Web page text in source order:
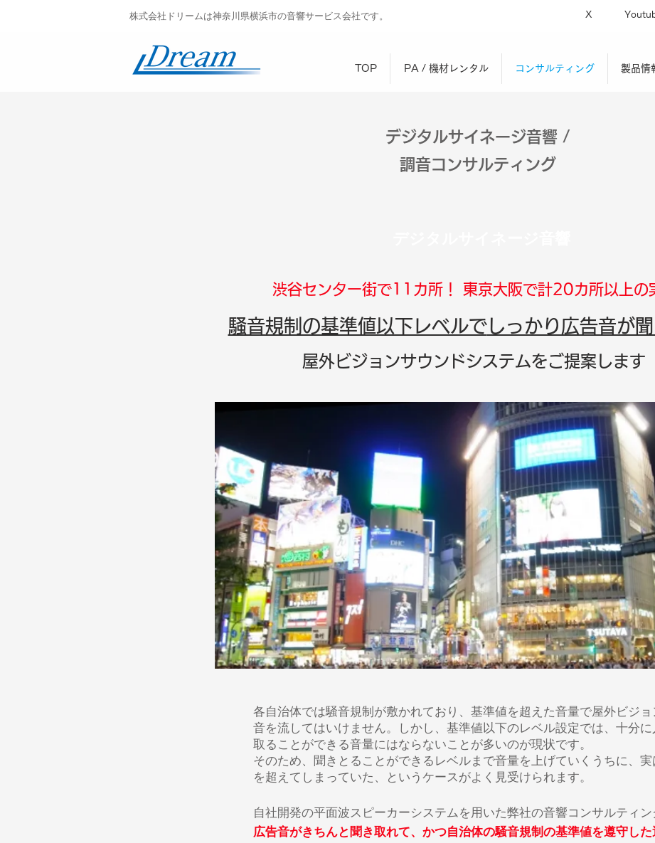
株式会社ドリームは神奈川県横浜市の音響サービス会社です。 X
TOP PA / 機材レンタル コンサルティング 製品情
デジタルサイネージ音響 /
調音コンサルティング
渋谷センター街で11カ所！ 東京大阪で計20カ所以上の
騒音規制の基準値以下レベルでしっかり広告音が
屋外ビジョンサウンドシステムをご提案します
各自治体では騒音規制が敷かれており、基準値を超えた音量で屋外ビジ
音を流してはいけません。しかし、基準値以下のレベル設定では、十分に
取ることができる音量にはならないことが多いのが現状です。
そのため、聞きとることができるレベルまで音量を上げていくうちに、
を超えてしまっていた、というケースがよく見受けられます。
自社開発の平面波スピーカーシステムを用いた弊社の音響コンサルティン
広告音がきちんと聞き取れて、かつ自治体の騒音規制の基準値を遵守した